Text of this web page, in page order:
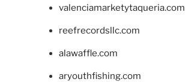
valenciamarketytaqueria.com
reefrecordsllc.com
alawaffle.com
aryouthfishing.com